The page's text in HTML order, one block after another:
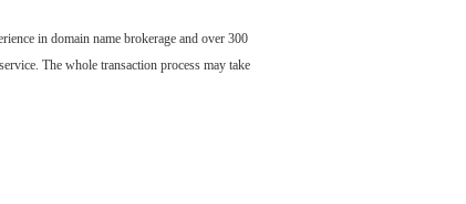
in domain name brokerage and over 300
The whole transaction process may take